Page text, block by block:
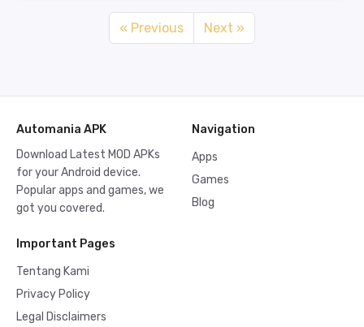
« Previous Next »
Automania APK
Download Latest MOD APKs
for your Android device.
Popular apps and games, we
got you covered.
Navigation
Apps
Games
Blog
Important Pages
Tentang Kami
Privacy Policy
Legal Disclaimers